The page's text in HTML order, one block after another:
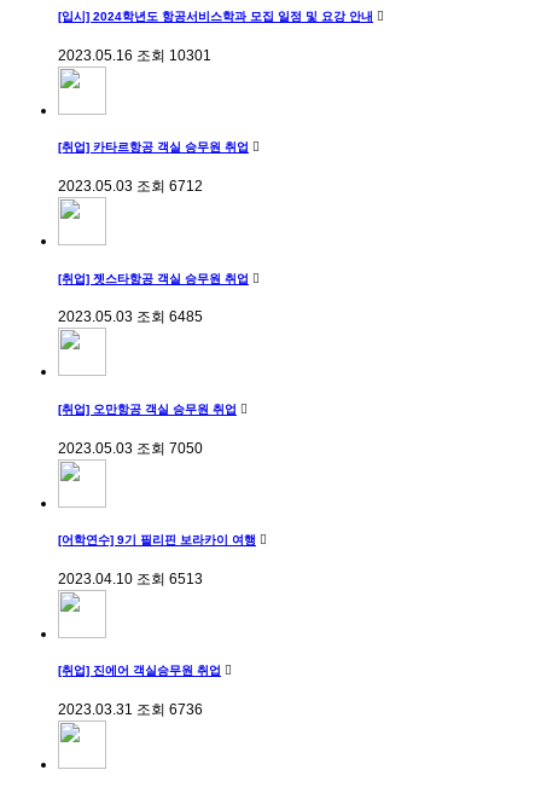
[입시] 2024학년도 항공서비스학과 모집 일정 및 요강 안내
2023.05.16 조회 10301
[취업] 카타르항공 객실 승무원 취업
2023.05.03 조회 6712
[취업] 젯스타항공 객실 승무원 취업
2023.05.03 조회 6485
[취업] 오만항공 객실 승무원 취업
2023.05.03 조회 7050
[어학연수] 9기 필리핀 보라카이 여행
2023.04.10 조회 6513
[취업] 진에어 객실승무원 취업
2023.03.31 조회 6736